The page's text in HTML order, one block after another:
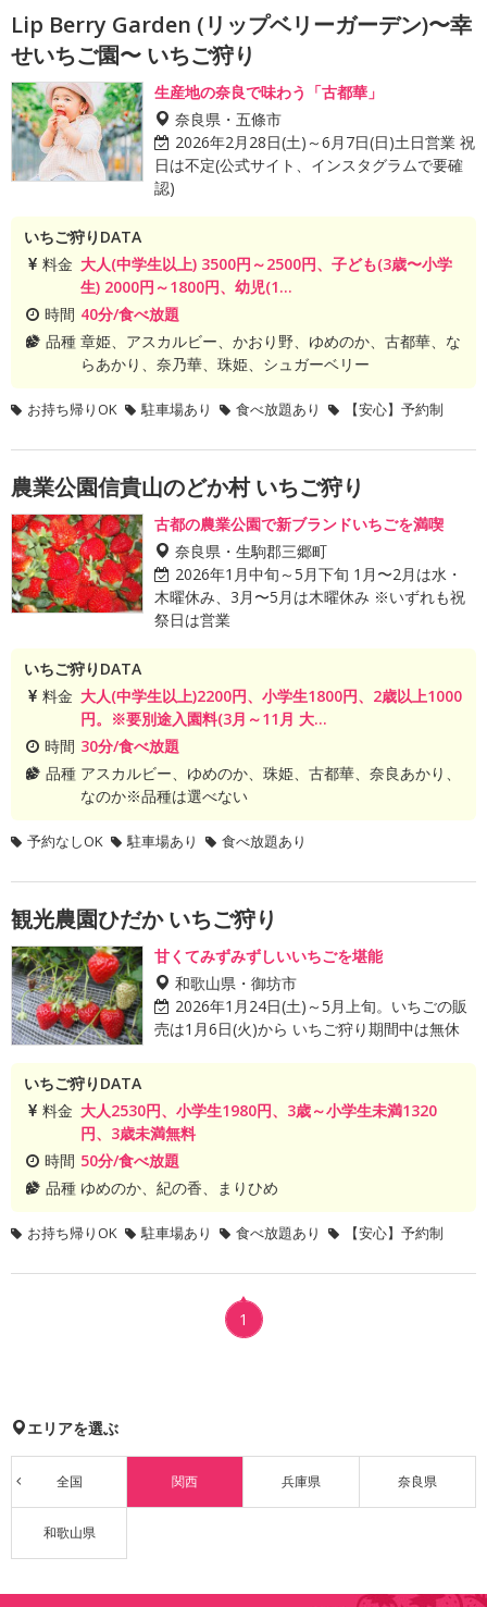
Lip Berry Garden (リップベリーガーデン)〜幸
せいちご園〜 いちご狩り
生産地の奈良で味わう「古都華」
奈良県・五條市
2026年2月28日(土)～6月7日(日)土日営業 祝
日は不定(公式サイト、インスタグラムで要確
認)
いちご狩りDATA
料金 大人(中学生以上) 3500円～2500円、子ども(3歳〜小学
生) 2000円～1800円、幼児(1...
時間 40分/食べ放題
品種 章姫、アスカルビー、かおり野、ゆめのか、古都華、な
らあかり、奈乃華、珠姫、シュガーベリー
お持ち帰りOK 駐車場あり 食べ放題あり 【安心】予約制
農業公園信貴山のどか村 いちご狩り
古都の農業公園で新ブランドいちごを満喫
奈良県・生駒郡三郷町
2026年1月中旬～5月下旬 1月〜2月は水・
木曜休み、3月〜5月は木曜休み ※いずれも祝
祭日は営業
いちご狩りDATA
料金 大人(中学生以上)2200円、小学生1800円、2歳以上1000
円。※要別途入園料(3月～11月 大...
時間 30分/食べ放題
品種 アスカルビー、ゆめのか、珠姫、古都華、奈良あかり、
なのか※品種は選べない
予約なしOK 駐車場あり 食べ放題あり
観光農園ひだか いちご狩り
甘くてみずみずしいいちごを堪能
和歌山県・御坊市
2026年1月24日(土)～5月上旬。いちごの販
売は1月6日(火)から いちご狩り期間中は無休
いちご狩りDATA
料金 大人2530円、小学生1980円、3歳～小学生未満1320
円、3歳未満無料
時間 50分/食べ放題
品種 ゆめのか、紀の香、まりひめ
お持ち帰りOK 駐車場あり 食べ放題あり 【安心】予約制
1
エリアを選ぶ
全国 関西 兵庫県 奈良県
和歌山県